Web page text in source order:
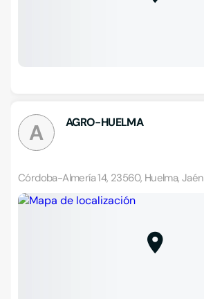
A AGRO-HUELMA
Córdoba-Almería 14, 23560, Huelma, Jaén